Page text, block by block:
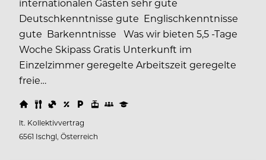
internationalen Gästen sehr gute
Deutschkenntnisse gute Englischkenntnisse
gute Barkenntnisse Was wir bieten 5,5 -Tage
Woche Skipass Gratis Unterkunft im
Einzelzimmer geregelte Arbeitszeit geregelte
freie…
lt. Kollektivvertrag
6561 Ischgl, Österreich